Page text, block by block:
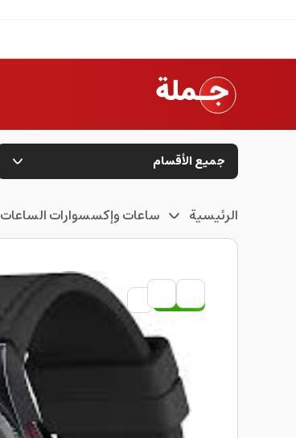
جميع الأقسام
الرئيسية ساعات وإكسسوارات الساعات
مستعمل